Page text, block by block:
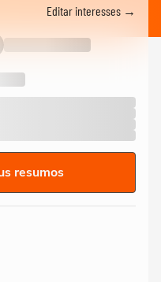
Editar interesses →
resumos